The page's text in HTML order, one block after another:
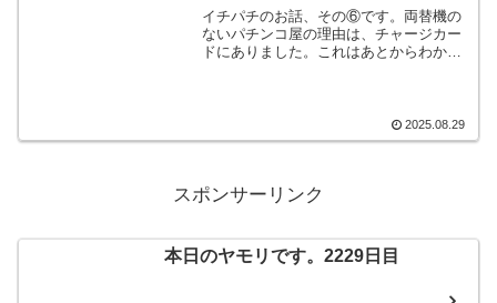
イチパチのお話、その⑥です。両替機の
ないパチンコ屋の理由は、チャージカー
ドにありました。これはあとからわかる
れるし、店員さんの煩わしさも無くなる
し、一石二鳥です。そんなこんなで、本
2025.08.29
スポンサーリンク
本日のヤモリです。2229日目